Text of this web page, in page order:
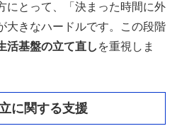
にとって、「決まった時間に外
大きなハードルです。この段階
活基盤の立て直し を重視しま
に関する支援